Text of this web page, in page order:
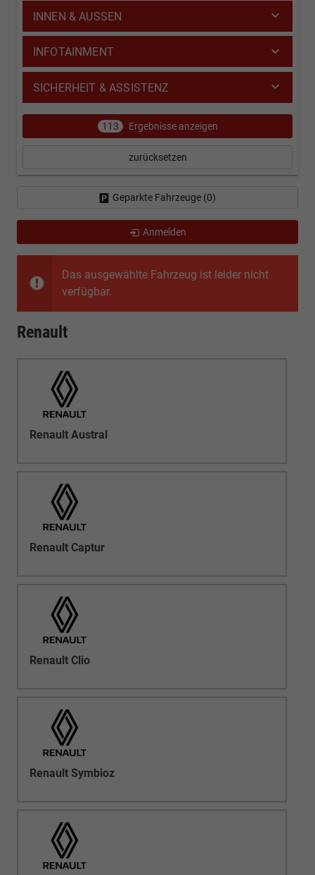
Das ausgewählte Fahrzeug ist leider nicht
verfügbar.
Renault
Renault Austral
Renault Captur
Renault Clio
Renault Symbioz
INNEN & AUSSEN
INFOTAINMENT
SICHERHEIT & ASSISTENZ
113 Ergebnisse anzeigen
zurücksetzen
Geparkte Fahrzeuge (0)
Anmelden